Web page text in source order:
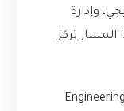
وإدارة
المسار تركز